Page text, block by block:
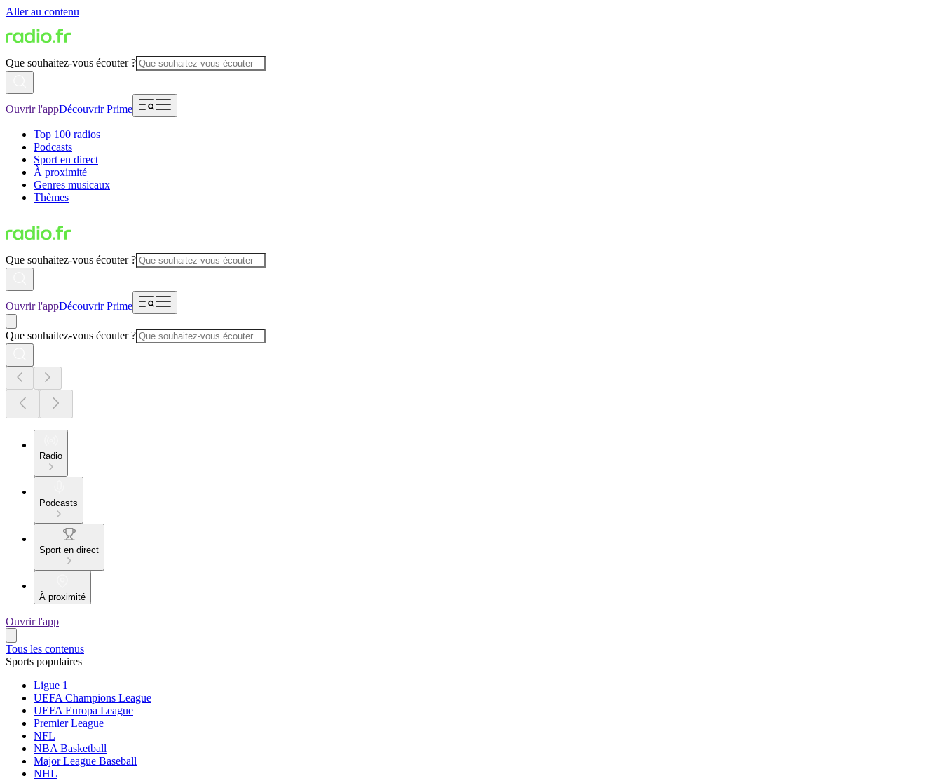
Aller au contenu
Que souhaitez-vous écouter ?
Ouvrir l'appDécouvrir Prime
Top 100 radios
Podcasts
Sport en direct
À proximité
Genres musicaux
Thèmes
Que souhaitez-vous écouter ?
Ouvrir l'appDécouvrir Prime
Que souhaitez-vous écouter ?
Radio
Podcasts
Sport en direct
À proximité
Ouvrir l'app
Tous les contenus
Sports populaires
Ligue 1
UEFA Champions League
UEFA Europa League
Premier League
NFL
NBA Basketball
Major League Baseball
NHL